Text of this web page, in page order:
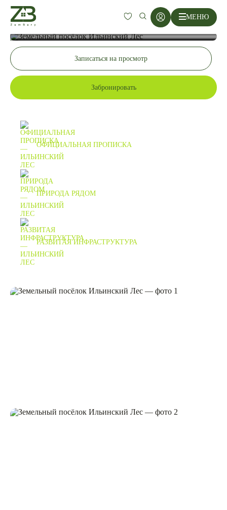
МЕНЮ
Ильинский Лес
Шоссе
Каширское Домодедовский
Удаленность
27 км от МКАД
Записаться на просмотр
Забронировать
ОФИЦИАЛЬНАЯ ПРОПИСКА
ПРИРОДА РЯДОМ
РАЗВИТАЯ ИНФРАСТРУКТУРА